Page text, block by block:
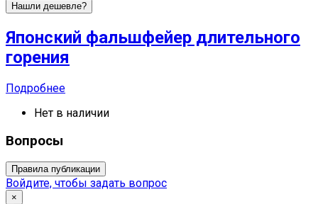
Нашли дешевле?
Японский фальшфейер длительного
горения
Подробнее
Нет в наличии
Вопросы
Правила публикации
Войдите, чтобы задать вопрос
×